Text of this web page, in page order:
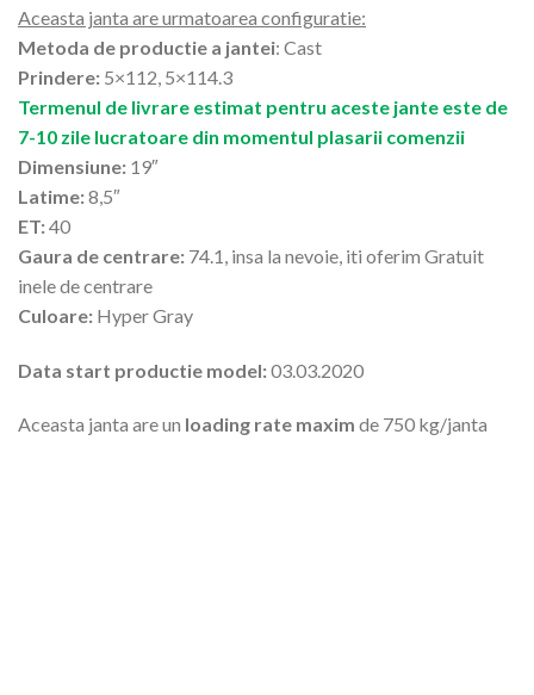
Aceasta janta are urmatoarea configuratie:
Metoda de productie a jantei: Cast
Prindere: 5×112, 5×114.3
Termenul de livrare estimat pentru aceste jante este de
7-10 zile lucratoare din momentul plasarii comenzii
Dimensiune: 19″
Latime:8,5″
ET:40
Gaura de centrare: 74.1, insa la nevoie, iti oferim Gratuit
inele de centrare
Culoare: Hyper Gray
Data start productie model:03.03.2020
Aceasta janta are un loading rate maxim de 750 kg/janta